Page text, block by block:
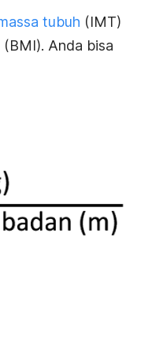
tubuh (IMT)
(BMI). Anda bisa